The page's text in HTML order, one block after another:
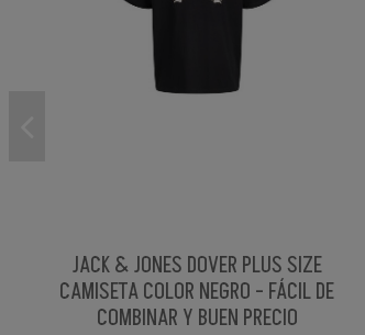
JACK & JONES DOVER PLUS SIZE
CAMISETA COLOR NEGRO - FÁCIL DE
COMBINAR Y BUEN PRECIO